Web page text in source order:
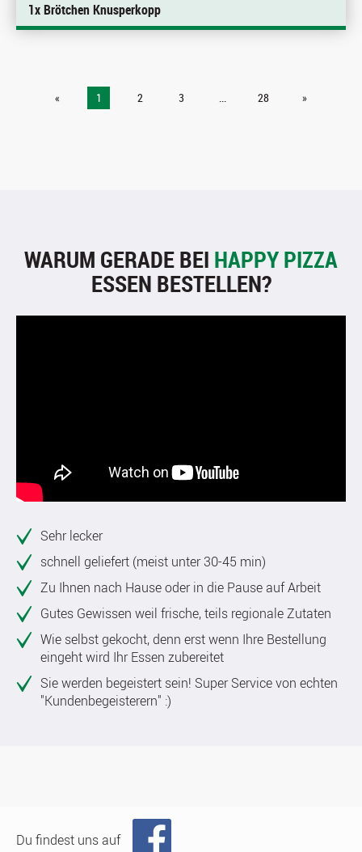
1x Brötchen Knusperkopp
« 1 2 3 ... 28 »
WARUM GERADE BEI HAPPY PIZZA
ESSEN BESTELLEN?
Sehr lecker
schnell geliefert (meist unter 30-45 min)
Zu Ihnen nach Hause oder in die Pause auf Arbeit
Gutes Gewissen weil frische, teils regionale Zutaten
Wie selbst gekocht, denn erst wenn Ihre Bestellung
eingeht wird Ihr Essen zubereitet
Sie werden begeistert sein! Super Service von echten
"Kundenbegeisterern" :)
Du findest uns auf